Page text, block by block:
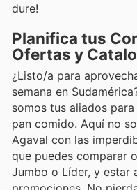
dure!
Planifica tus
Ofertas y
¿Listo/a para
semana en
somos tus aliados
pan comido. Aquí no
Agaval con las
que puedes comparar
Jumbo o Líder, y estar